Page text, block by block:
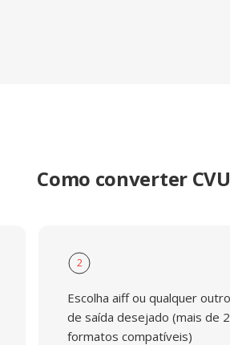
Como converter
2
Escolha aiff ou qualquer
de saída desejado (mais de
formatos compatíveis)